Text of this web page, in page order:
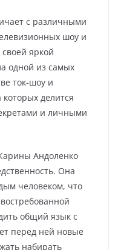
с различными
шоу и
яркой
одной из самых
ток-шоу и
делится
и личными
Андоленко
Она
человеком, что
общий язык с
перед ней новые
набирать